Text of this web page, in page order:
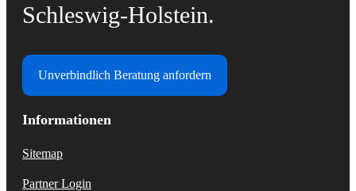
Informationen
Sitemap
Partner Login
Schleswig-Holstein.
Unverbindlich Beratung anfordern